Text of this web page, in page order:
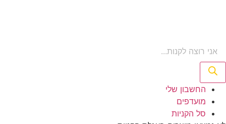
search
החשבון שלי‬
‫מועדפים‬‬
סל הקניות